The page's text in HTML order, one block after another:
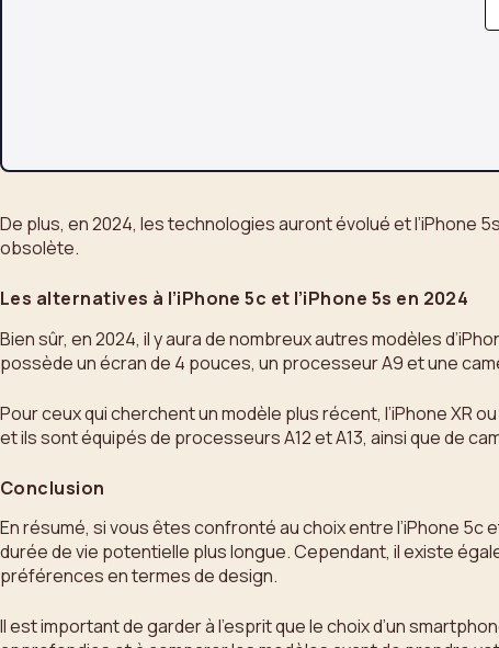
De plus, en 2024, les technologies auront évolué et l’iPhone
obsolète.
Les alternatives à l’iPhone 5c et l’iPhone 5s en 2024
Bien sûr, en 2024, il y aura de nombreux autres modèles
possède un écran de 4 pouces, un processeur A9 et une
Pour ceux qui cherchent un modèle plus récent, l’iPhone XR
et ils sont équipés de processeurs A12 et A13, ainsi que de
Conclusion
En résumé, si vous êtes confronté au choix entre l’iPhone 5c
durée de vie potentielle plus longue. Cependant, il existe
préférences en termes de design.
Il est important de garder à l’esprit que le choix d’un